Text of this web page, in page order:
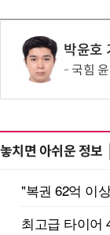
박윤호
국힘 윤리
놓치면 아쉬운 정보